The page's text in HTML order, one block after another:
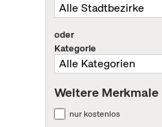
oder
Kategorie
Weitere Merkmale
nur kostenlos